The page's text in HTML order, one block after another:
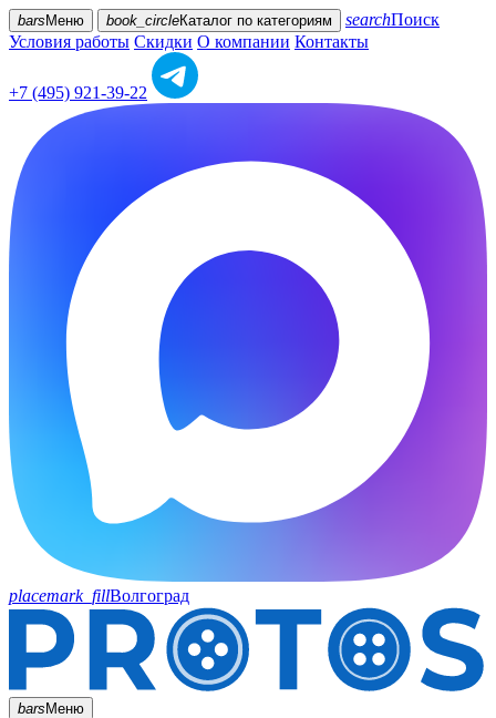
bars Меню book_circleКаталог по категориям searchПоиск
Условия работы Скидки О компании Контакты
+7 (495) 921-39-22
placemark_fillВолгоград
barsМеню